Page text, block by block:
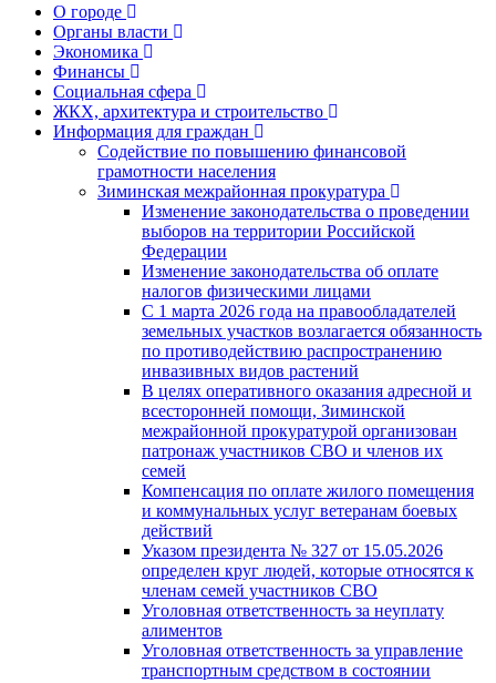
О городе
Органы власти
Экономика
Финансы
Социальная сфера
ЖКХ, архитектура и строительство
Информация для граждан
Содействие по повышению финансовой
грамотности населения
Зиминская межрайонная прокуратура
Изменение законодательства о проведении
выборов на территории Российской
Федерации
Изменение законодательства об оплате
налогов физическими лицами
С 1 марта 2026 года на правообладателей
земельных участков возлагается обязанность
по противодействию распространению
инвазивных видов растений
В целях оперативного оказания адресной и
всесторонней помощи, Зиминской
межрайонной прокуратурой организован
патронаж участников СВО и членов их
семей
Компенсация по оплате жилого помещения
и коммунальных услуг ветеранам боевых
действий
Указом президента № 327 от 15.05.2026
определен круг людей, которые относятся к
членам семей участников СВО
Уголовная ответственность за неуплату
алиментов
Уголовная ответственность за управление
транспортным средством в состоянии